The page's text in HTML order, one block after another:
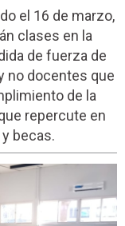
el 16 de marzo,
clases en la
de fuerza de
no docentes que
de la
repercute en
becas.